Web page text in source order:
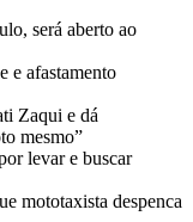
será aberto ao
e afastamento
Zaqui e dá
mesmo”
levar e buscar
mototaxista despenca